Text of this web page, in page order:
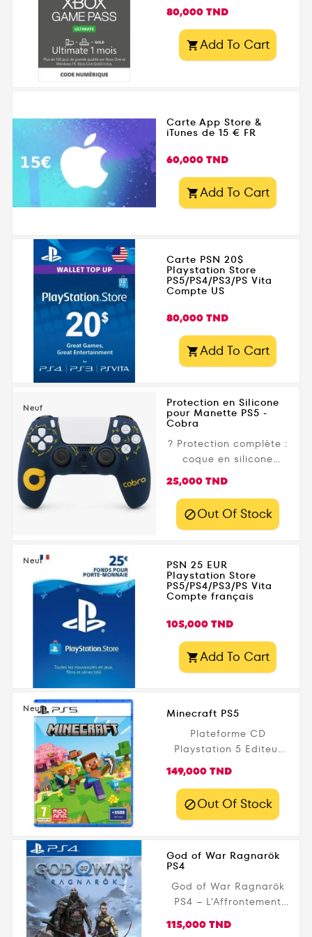
Prix
80,000 TND
Add To Cart
Carte App Store &
iTunes de 15 € FR
Prix
60,000 TND
Add To Cart
Carte PSN 20$
Playstation Store
PS5/PS4/PS3/PS Vita
Compte US
Prix
80,000 TND
Add To Cart
Neuf Protection en Silicone
pour Manette PS5 -
Cobra
?️ Protection complète :
coque en silicone
votre manette PS4
contre les rayures, la
poussière, la saleté et
: texture antidérapante
qui améliore le grip et
le confort pendant les
jeu. ? Design Cobra :
look bleu et jaune
original pour
personnaliser votre
Prix
25,000 TND
Out Of Stock
Neuf PSN 25 EUR
Playstation Store
PS5/PS4/PS3/PS Vita
Compte français
Prix
105,000 TND
Add To Cart
Neuf
Minecraft PS5
Plateforme CD
Playstation 5 Editeur
parution 22 octobre
2024 Public légal PEGI
- 7+
Prix
149,000 TND
Out Of Stock
God of War Ragnarök
PS4
God of War Ragnarök
PS4 – L’Affrontement
Plongez dans l’épopée
Prix
115,000 TND